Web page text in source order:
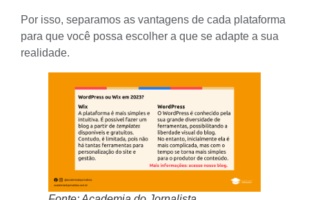
Por isso, separamos as vantagens de cada plataforma
para que você possa escolher a que se adapte a sua
realidade.